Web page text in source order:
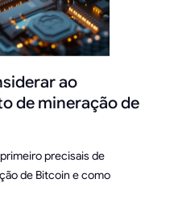
ao
de mineração de
precisais de
de Bitcoin e como